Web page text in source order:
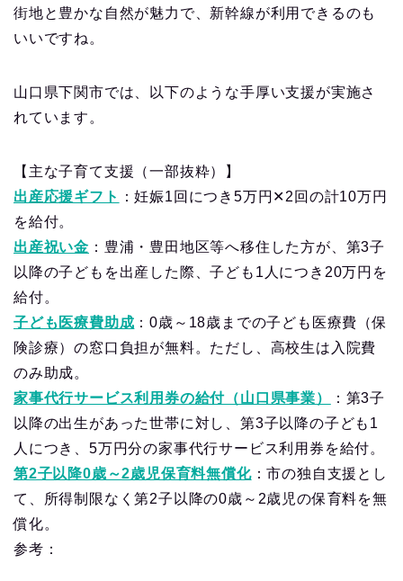
街地と豊かな自然が魅力で、新幹線が利用できるのも
いいですね。
山口県下関市では、以下のような手厚い支援が実施さ
れています。
【主な子育て支援（一部抜粋）】
出産応援ギフト
：妊娠1回につき5万円✕2回の計10万円
を給付。
出産祝い金 ：豊浦・豊田地区等へ移住した方が、第3子
以降の子どもを出産した際、子ども1人につき20万円を
給付。
子ども医療費助成 ：0歳～18歳までの子ども医療費（保
険診療）の窓口負担が無料。ただし、高校生は入院費
のみ助成。
家事代行サービス利用券の給付（山口県事業）
：第3子
以降の出生があった世帯に対し、第3子以降の子ども1
人につき、5万円分の家事代行サービス利用券を給付。
第2子以降0歳～2歳児保育料無償化：市の独自支援とし
て、所得制限なく第2子以降の0歳～2歳児の保育料を無
償化。
参考：